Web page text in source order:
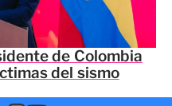
de Colombia
del sismo